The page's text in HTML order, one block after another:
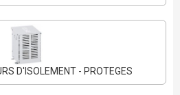
D'ISOLEMENT - PROTEGES